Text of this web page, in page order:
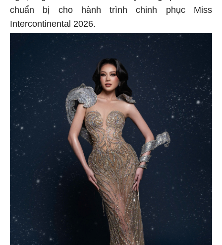
chuẩn bị cho hành trình chinh phục Miss
Intercontinental 2026.